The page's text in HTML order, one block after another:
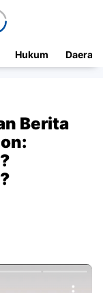
Hukum Daerah
Berita